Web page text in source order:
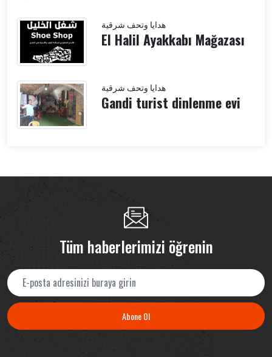
هدايا وتحف شرقية
El Halil Ayakkabı Mağazası
هدايا وتحف شرقية
Gandi turist dinlenme evi
Tüm haberlerimizi öğrenin
Abone Ol